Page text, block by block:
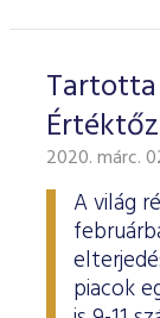
2020. márc.
A világ
piacok